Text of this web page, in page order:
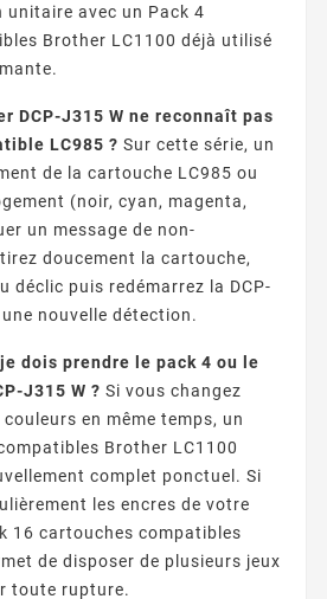
unitaire avec un Pack 4
Brother LC1100 déjà utilisé
DCP-J315 W ne reconnaît pas
LC985 ? Sur cette série, un
de la cartouche LC985 ou
(noir, cyan, magenta,
un message de non-
doucement la cartouche,
déclic puis redémarrez la DCP-
nouvelle détection.
dois prendre le pack 4 ou le
J315 W ? Si vous changez
en même temps, un
Brother LC1100
complet ponctuel. Si
les encres de votre
16 cartouches compatibles
de disposer de plusieurs jeux
toute rupture.